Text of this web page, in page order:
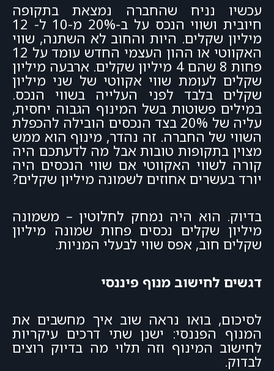
עכשיו נניח שהחברה נמצאת בתקופה
חיובית ושווי הנכס על ב-20% מ-10 ל- 12
מיליון שקלים. היות והחוב לא השתנה, שווי
האקווטי או ההון העצמי החדש עומד על 12
פחות 8 שהם 4 מיליון שקלים. ארבעה מיליון
שקלים לעומת שווי אקווטי של שני מיליון
שקלים בלבד לפני העלייה בשווי הנכס.
במילים פשוטות בשל המינוף הגבוה יחסית,
עליה של 20% בצד הנכסים הובילה להכפלת
השווי של החברה. זה נהדר, מינוף הוא ממש
מצוין בתקופות טובות אבל מה לדעתכם היה
קורה לשווי האקווטי אם שווי הנכסים היה
יורד בעשרים אחוזים לשמונה מיליון שקלים?
בדיוק. הוא היה נמחק לחלוטין – משמונה
מיליון שקלים נכסים פחות שמונה מיליון
שקלים חוב, אפס שווי לבעלי המניות.
דגשים לחישוב מנוף פיננסי
לסיכום, בואו נראה שוב איך מחשבים את
המנוף הפננסי: ישנן שתי דרכים עיקריות
לחישוב המינוף וזה תלוי מה בדיוק רוצים
לבדוק.